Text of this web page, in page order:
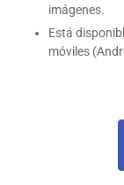
imágenes.
Está
móviles